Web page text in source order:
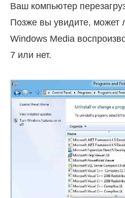
Ваш компьютер
Позже вы увидите, может
Windows Media
7 или нет.